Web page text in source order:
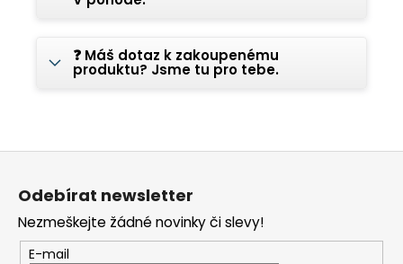
❓ Máš dotaz k zakoupenému
produktu? Jsme tu pro tebe.
Z
Odebírat newsletter
Nezmeškejte žádné novinky či slevy!
E-mail